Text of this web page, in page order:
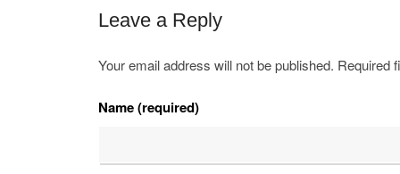
Leave a Reply
Your email address will not be published. Required
Name (required)